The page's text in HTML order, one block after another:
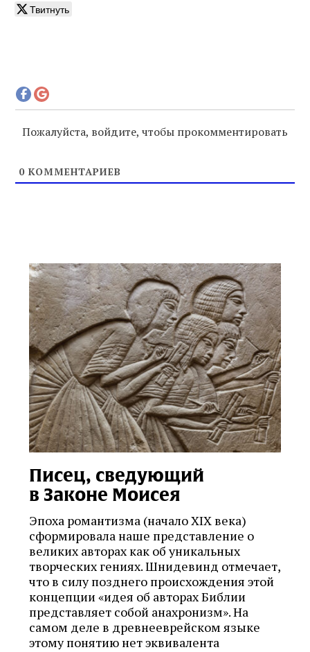
Твитнуть
Пожалуйста, войдите, чтобы прокомментировать
0 КОММЕНТАРИЕВ
Писец, сведующий
в Законе Моисея
Эпоха романтизма (начало XIX века)
сформировала наше представление о
великих авторах как об уникальных
творческих гениях. Шнидевинд отмечает,
что в силу позднего происхождения этой
концепции «идея об авторах Библии
представляет собой анахронизм». На
самом деле в древнееврейском языке
этому понятию нет эквивалента